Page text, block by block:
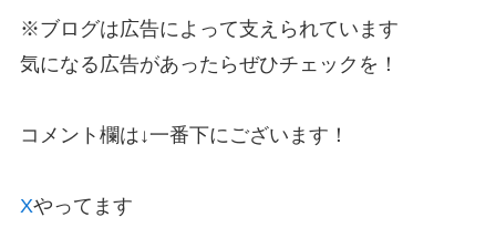
※ブログは広告によって支えられています
気になる広告があったらぜひチェックを！
コメント欄は↓一番下にございます！
Xやってます